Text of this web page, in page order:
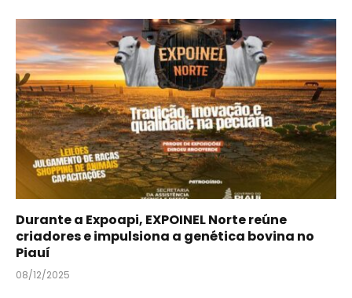
Durante a Expoapi, EXPOINEL Norte reúne
criadores e impulsiona a genética bovina no
Piauí
08/12/2025